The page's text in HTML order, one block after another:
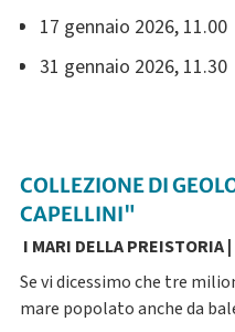
17 gennaio 2026, 11.00
31 gennaio 2026, 11.30
COLLEZIONE DI
CAPELLINI"
I MARI DELLA PREISTORIA
Se vi dicessimo che tre
mare popolato anche da